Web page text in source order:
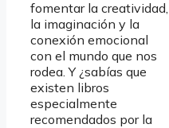
fomentar la creatividad,
la imaginación y la
conexión emocional
con el mundo que nos
rodea. Y ¿sabías que
existen libros
especialmente
recomendados por la